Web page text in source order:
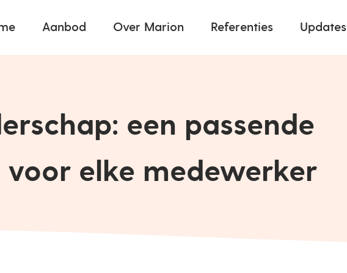
Aanbod Over Marion Referenties Updates
een passende
elke medewerker